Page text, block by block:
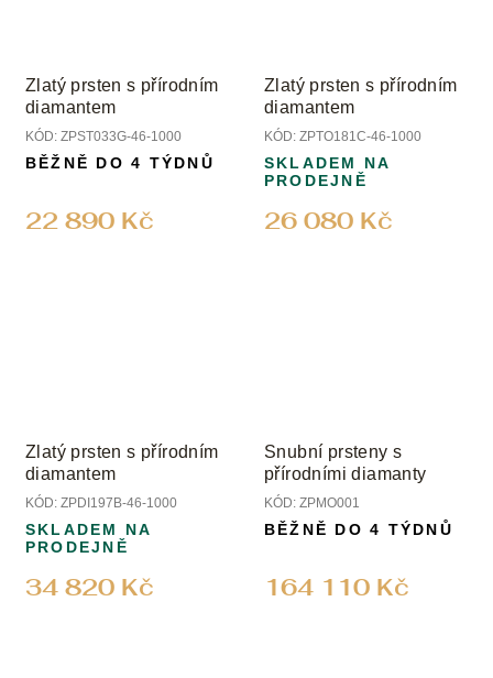
Zlatý prsten s přírodním
diamantem
KÓD: ZPST033G-46-1000
22 890 Kč
BĚŽNĚ DO 4 TÝDNŮ
Zlatý prsten s přírodním
diamantem
KÓD: ZPTO181C-46-1000
26 080 Kč
SKLADEM NA
PRODEJNĚ
Zlatý prsten s přírodním
diamantem
KÓD: ZPDI197B-46-1000
34 820 Kč
SKLADEM NA
PRODEJNĚ
Snubní prsteny s
přírodními diamanty
KÓD: ZPMO001
164 110 Kč
BĚŽNĚ DO 4 TÝDNŮ